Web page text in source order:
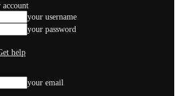
your username
your password
help
your email